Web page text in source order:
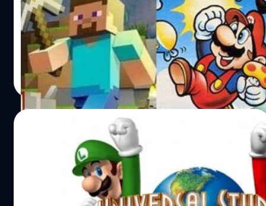
ใครโลกวีดีโอเกม มีหลายครั้งที่มันสามารถสร้างกระแสจนอาจ
จะเรียกได้ว่ามันครองโลกได้มาดูกันว่ามีเกมไหนเคยทำได้บ้าง
วงศกร ปฐมชัยวัฒน์ | 3660 days ago
Read More
สวนสนุก Nintendo งบบานปลายแซงหน้า
แฮร์รี่ พอตเตอร์ !!
ยูนิเวอร์แซล สตูดิโอ แจ้งความคืบหน้าของสวนสนุก Nintendo